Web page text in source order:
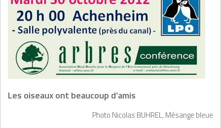
Les oiseaux ont beaucoup d’amis
Photo Nicolas BUHREL, Mésange bleue